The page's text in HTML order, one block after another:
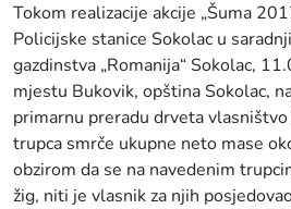
Tokom realizacije akcije „Šuma
Policijske stanice Sokolac u
gazdinstva „Romanija“ Sokolac,
mjestu Bukovik, opština Sokolac,
primarnu preradu drveta
trupca smrče ukupne neto mase
obzirom da se na navedenim
žig, niti je vlasnik za njih